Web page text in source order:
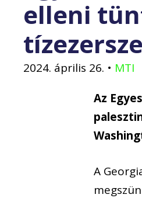
elleni
2024. április 26. • MTI
Az
A